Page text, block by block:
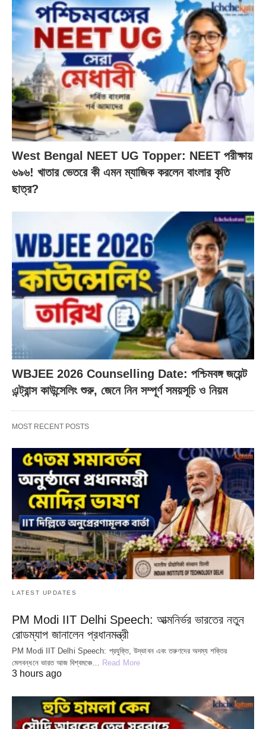
West Bengal NEET UG Topper: NEET পরীক্ষায়
৬৯৬! খাতার ভেতরে কী এমন ম্যাজিক করলেন বাংলার কৃতি
ছাত্র?
WBJEE 2026 Counselling Date: পশ্চিমবঙ্গ জয়েন্ট
এন্ট্রান্স কাউন্সেলিং শুরু, জেনে নিন সম্পূর্ণ সময়সূচি ও নিয়ম
MOST RECENT POSTS
LATEST UPDATES
PM Modi IIT Delhi Speech: আত্মনির্ভর ভারতের নতুন
রোডম্যাপ জানালেন প্রধানমন্ত্রী
PM Modi IIT Delhi Speech: প্রযুক্তি, উদ্ভাবন এবং তরুণদের অদম্য শক্তির
মেলবন্ধনে ভারত আজ বিশ্বমঞ্চে… Read More
3 hours ago